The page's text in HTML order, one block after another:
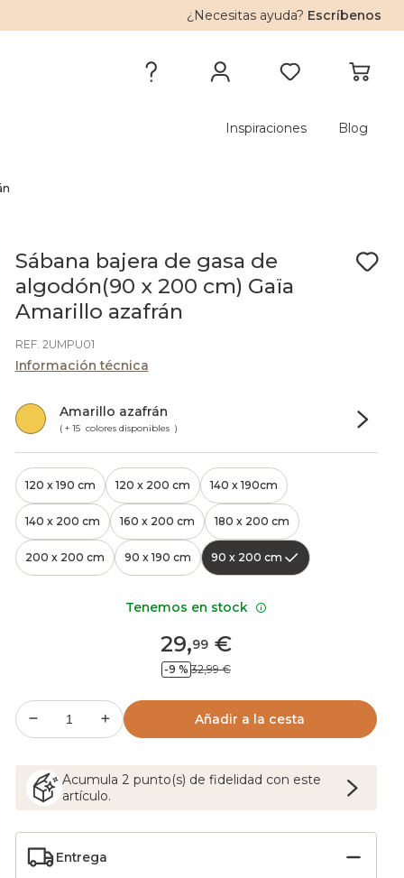
¿Necesitas ayuda? Escríbenos
Inspiraciones Blog
Sábana bajera de gasa de
algodón(90 x 200 cm) Gaïa
Amarillo azafrán
REF. 2UMPU01
Información técnica
Amarillo azafrán
( + 15 colores disponibles )
120 x 190 cm 120 x 200 cm 140 x 190cm
140 x 200 cm 160 x 200 cm 180 x 200 cm
200 x 200 cm 90 x 190 cm 90 x 200 cm
29,99€
-9 % 32,99 €
Añadir a la cesta
Acumula 2 punto(s) de fidelidad con este
artículo.
Entrega